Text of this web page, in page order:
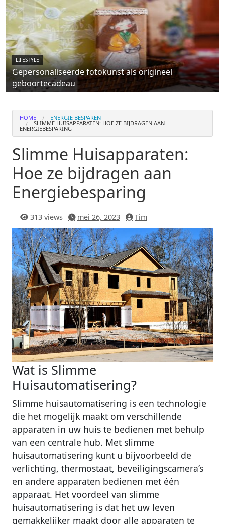
LIFESTYLE
Gepersonaliseerde fotokunst als origineel
geboortecadeau
HOME ENERGIE BESPAREN
SLIMME HUISAPPARATEN: HOE ZE BIJDRAGEN AAN
ENERGIEBESPARING
Slimme Huisapparaten:
Hoe ze bijdragen aan
Energiebesparing
313 views mei 26, 2023 Tim
Wat is Slimme
Huisautomatisering?
Slimme huisautomatisering is een technologie
die het mogelijk maakt om verschillende
apparaten in uw huis te bedienen met behulp
van een centrale hub. Met slimme
huisautomatisering kunt u bijvoorbeeld de
verlichting, thermostaat, beveiligingscamera’s
en andere apparaten bedienen met één
apparaat. Het voordeel van slimme
huisautomatisering is dat het uw leven
gemakkelijker maakt door alle apparaten te